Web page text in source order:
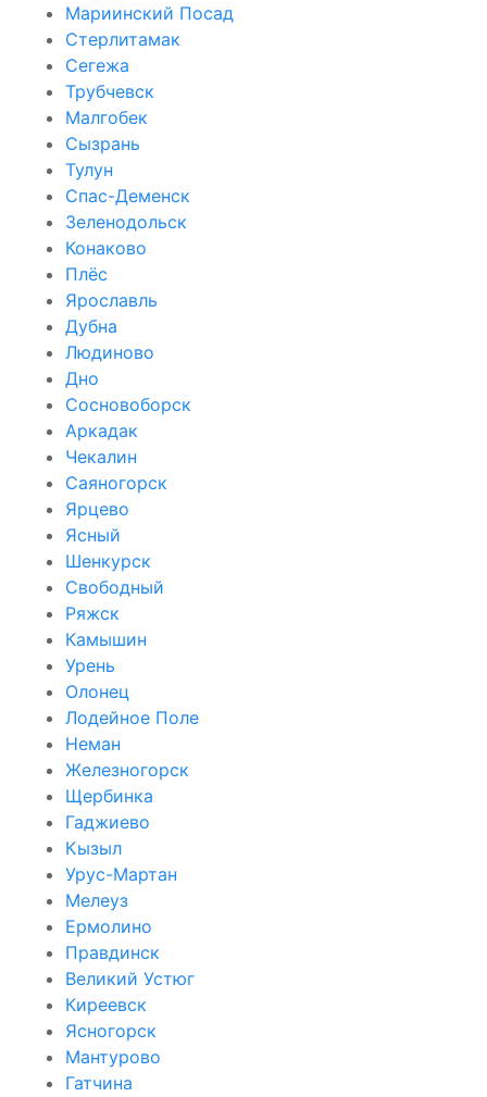
Мариинский Посад
Стерлитамак
Сегежа
Трубчевск
Малгобек
Сызрань
Тулун
Спас-Деменск
Зеленодольск
Конаково
Плёс
Ярославль
Дубна
Людиново
Дно
Сосновоборск
Аркадак
Чекалин
Саяногорск
Ярцево
Ясный
Шенкурск
Свободный
Ряжск
Камышин
Урень
Олонец
Лодейное Поле
Неман
Железногорск
Щербинка
Гаджиево
Кызыл
Урус-Мартан
Мелеуз
Ермолино
Правдинск
Великий Устюг
Киреевск
Ясногорск
Мантурово
Гатчина